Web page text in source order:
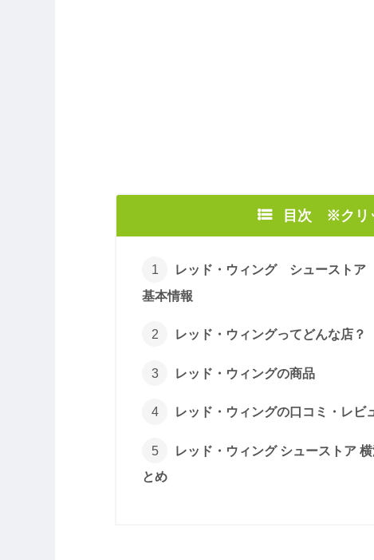
目次 ※クリ
レッド・ウィング シューストア
基本情報
レッド・ウィングってどんな店？
レッド・ウィングの商品
レッド・ウィングの口コミ・レビ
レッド・ウィング シューストア
とめ